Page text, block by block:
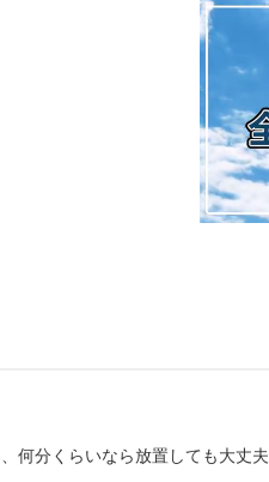
何分くらいなら放置しても大丈夫